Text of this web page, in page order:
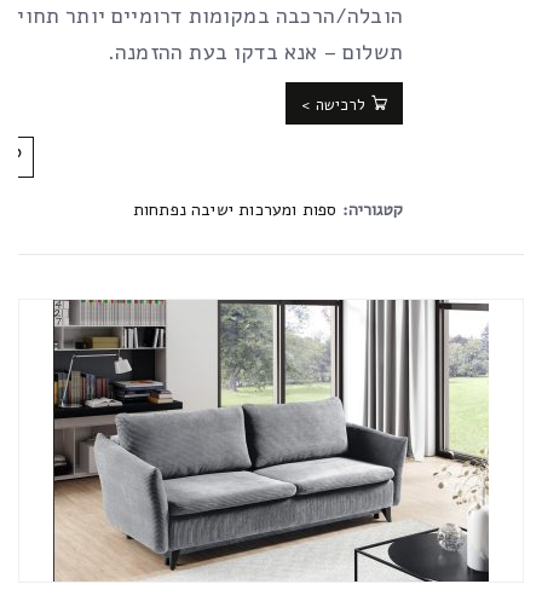
הובלה/הרכבה במקומות דרומיים יותר
תשלום – אנא בדקו בעת ההזמנה.
לרכישה >
קטגוריה: ספות ומערכות ישיבה נפתחות